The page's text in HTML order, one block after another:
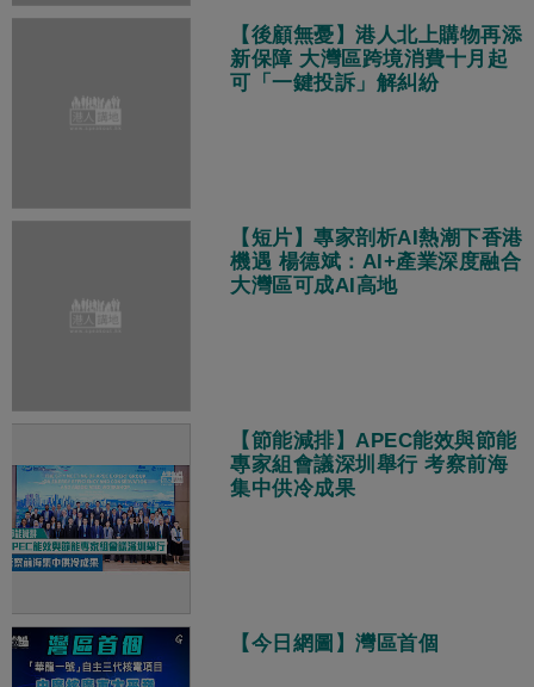
【後顧無憂】港人北上購物再添
新保障 大灣區跨境消費十月起
可「一鍵投訴」解糾紛
【短片】專家剖析AI熱潮下香港
機遇 楊德斌：AI+產業深度融合
大灣區可成AI高地
【節能減排】APEC能效與節能
專家組會議深圳舉行 考察前海
集中供冷成果
【今日網圖】灣區首個